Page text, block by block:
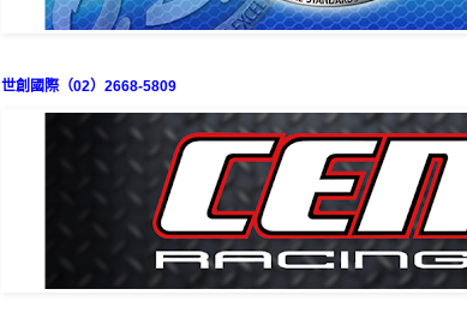
世創國際（02）2668-5809